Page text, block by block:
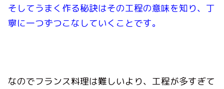
そしてうまく作る秘訣はその工程の意味を知り、丁
寧に一つずつこなしていくことです。
なのでフランス料理は難しいより、工程が多すぎて